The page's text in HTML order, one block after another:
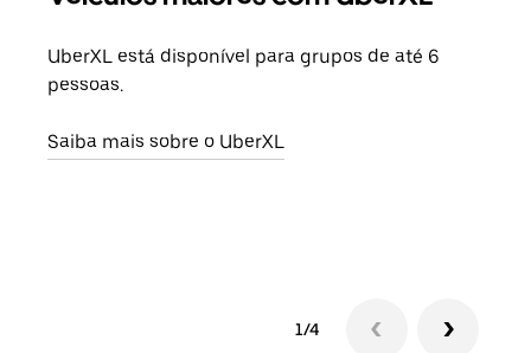
UberXL está disponível para grupos de até 6
pessoas.
Saiba mais sobre o UberXL
1/4